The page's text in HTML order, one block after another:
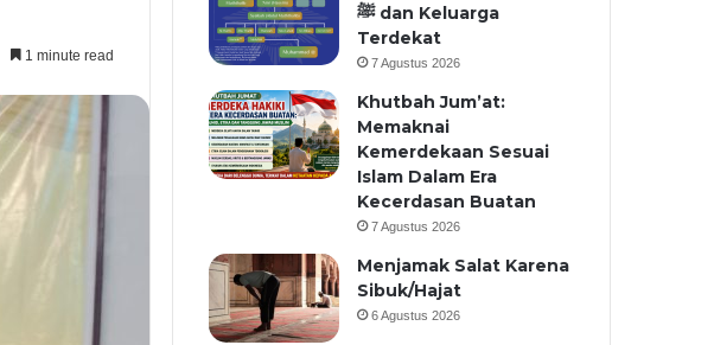
1 minute read
ﷺ dan Keluarga
Terdekat
7 Agustus 2026
Khutbah Jum’at:
Memaknai
Kemerdekaan Sesuai
Islam Dalam Era
Kecerdasan Buatan
7 Agustus 2026
Menjamak Salat Karena
Sibuk/Hajat
6 Agustus 2026